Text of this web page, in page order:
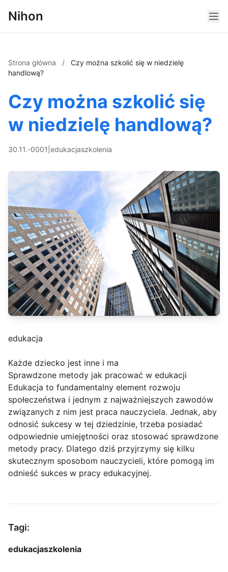
Nihon
Strona główna /
Czy można szkolić się w niedzielę
handlową?
Czy można szkolić się
w niedzielę handlową?
30.11.-0001 edukacjaszkolenia
edukacja
Każde dziecko jest inne i ma
Sprawdzone metody jak pracować w edukacji
Edukacja to fundamentalny element rozwoju
społeczeństwa i jednym z najważniejszych zawodów
związanych z nim jest praca nauczyciela. Jednak, aby
odnosić sukcesy w tej dziedzinie, trzeba posiadać
odpowiednie umiejętności oraz stosować sprawdzone
metody pracy. Dlatego dziś przyjrzymy się kilku
skutecznym sposobom nauczycieli, które pomogą im
odnieść sukces w pracy edukacyjnej.
Tagi:
edukacjaszkolenia